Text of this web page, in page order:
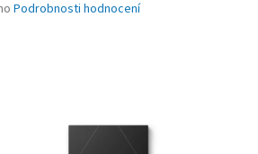
Podrobnosti hodnocení